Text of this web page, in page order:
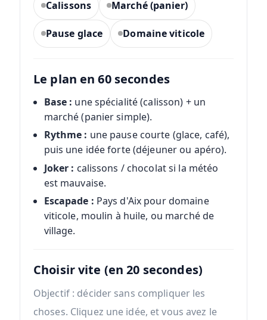
Calissons Marché (panier)
Pause glace Domaine viticole
Le plan en 60 secondes
Base : une spécialité (calisson) + un
marché (panier simple).
Rythme : une pause courte (glace, café),
puis une idée forte (déjeuner ou apéro).
Joker : calissons / chocolat si la météo
est mauvaise.
Escapade : Pays d'Aix pour domaine
viticole, moulin à huile, ou marché de
village.
Choisir vite (en 20 secondes)
Objectif : décider sans compliquer les
choses. Cliquez une idée, et vous avez le